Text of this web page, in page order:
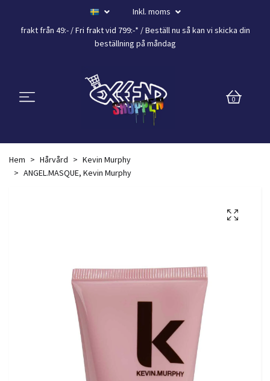
Inkl. moms
frakt från 49:- /Fri frakt vid 799:-* / Beställ nu så kan vi skicka din
beställning på måndag
0
Hem Hårvård
Kevin Murphy
ANGEL.MASQUE, Kevin Murphy